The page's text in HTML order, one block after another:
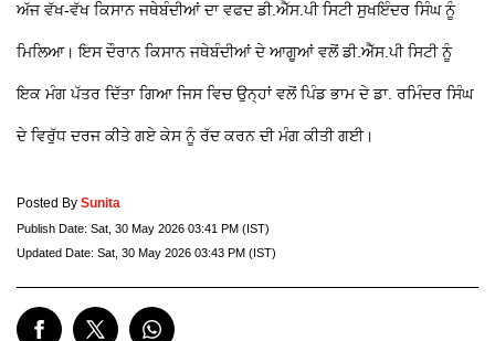
ਅੱਜ ਵੱਖ-ਵੱਖ ਕਿਸਾਨ ਜਥੇਬੰਦੀਆਂ ਦਾ ਵਫਦ ਡੀ.ਐੱਸ.ਪੀ ਸਿਟੀ ਸੁਖਇੰਦਰ ਸਿੰਘ ਨੂੰ
ਮਿਲਿਆ। ਇਸ ਦੌਰਾਨ ਕਿਸਾਨ ਜਥੇਬੰਦੀਆਂ ਦੇ ਆਗੂਆਂ ਵਲੋਂ ਡੀ.ਐੱਸ.ਪੀ ਸਿਟੀ ਨੂੰ
ਇਕ ਮੰਗ ਪੱਤਰ ਦਿੱਤਾ ਗਿਆ ਜਿਸ ਵਿਚ ਉਨ੍ਹਾਂ ਵਲੋਂ ਪਿੰਡ ਭਾਮ ਦੇ ਡਾ. ਰਮਿੰਦਰ ਸਿੰਘ
ਦੇ ਵਿਰੁੱਧ ਦਰਜ ਕੀਤੇ ਗਏ ਕੇਸ ਨੂੰ ਰੱਦ ਕਰਨ ਦੀ ਮੰਗ ਕੀਤੀ ਗਈ।
Posted By Sunita
Publish Date: Sat, 30 May 2026 03:41 PM (IST)
Updated Date: Sat, 30 May 2026 03:43 PM (IST)